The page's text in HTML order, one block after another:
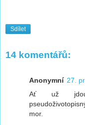
Sdílet
14 komentářů:
Anonymní 27.
Ať už jdou
mor.